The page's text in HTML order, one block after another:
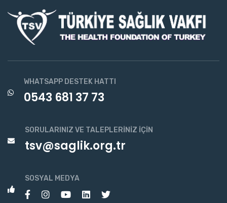
WHATSAPP DESTEK HATTI
0543 681 37 73
SORULARINIZ VE TALEPLERINIZ İÇIN
tsv@saglik.org.tr
SOSYAL MEDYA